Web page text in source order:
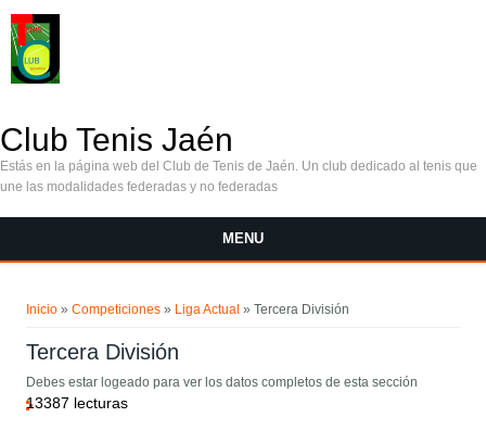
Club Tenis Jaén
Estás en la página web del Club de Tenis de Jaén. Un club dedicado al tenis que
une las modalidades federadas y no federadas
MENU
Inicio »Competiciones » Liga Actual » Tercera División
Tercera División
Debes estar logeado para ver los datos completos de esta sección
13387 lecturas